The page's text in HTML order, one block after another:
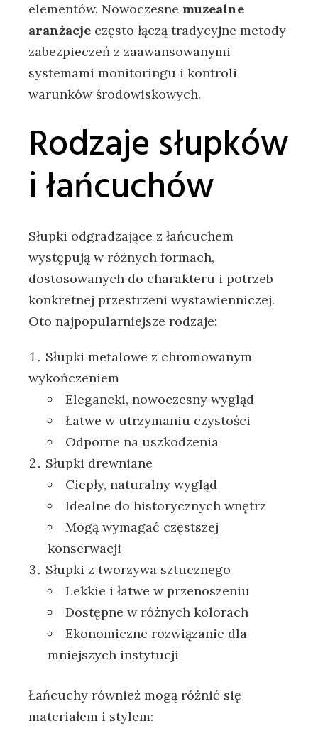
elementów. Nowoczesne muzealne
aranżacje często łączą tradycyjne metody
zabezpieczeń z zaawansowanymi
systemami monitoringu i kontroli
warunków środowiskowych.
Rodzaje słupków
i łańcuchów
Słupki odgradzające z łańcuchem
występują w różnych formach,
dostosowanych do charakteru i potrzeb
konkretnej przestrzeni wystawienniczej.
Oto najpopularniejsze rodzaje:
Słupki metalowe z chromowanym
wykończeniem
Elegancki, nowoczesny wygląd
Łatwe w utrzymaniu czystości
Odporne na uszkodzenia
Słupki drewniane
Ciepły, naturalny wygląd
Idealne do historycznych wnętrz
Mogą wymagać częstszej
konserwacji
Słupki z tworzywa sztucznego
Lekkie i łatwe w przenoszeniu
Dostępne w różnych kolorach
Ekonomiczne rozwiązanie dla
mniejszych instytucji
Łańcuchy również mogą różnić się
materiałem i stylem: